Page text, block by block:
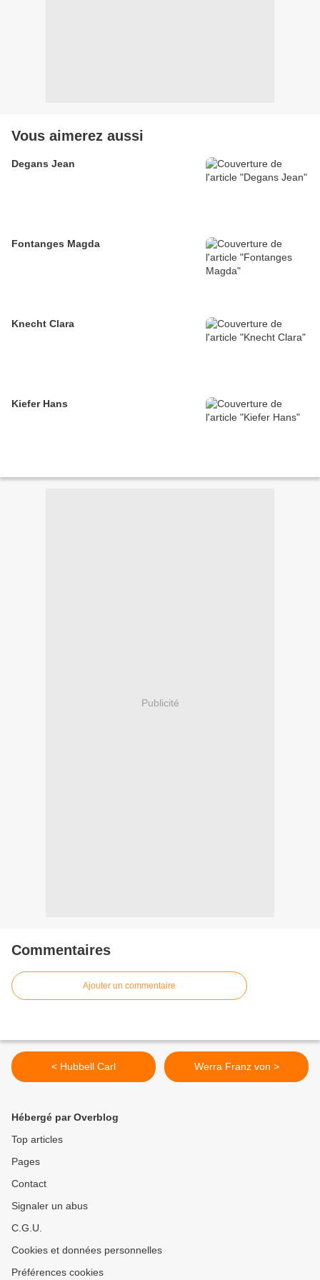
Vous aimerez aussi
Degans Jean
Fontanges Magda
Knecht Clara
Kiefer Hans
Publicité
Commentaires
Ajouter un commentaire
< Hubbell Carl Werra Franz von >
Hébergé par Overblog
Top articles
Pages
Contact
Signaler un abus
C.G.U.
Cookies et données personnelles
Préférences cookies